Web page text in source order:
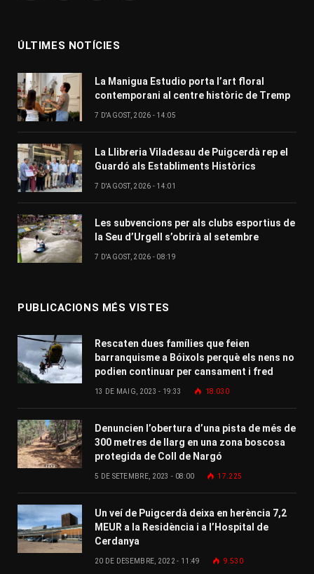
ÚLTIMES NOTÍCIES
La Manigua Estudio porta l’art floral
contemporani al centre històric de Tremp
7 D'AGOST, 2026 - 14:05
La Llibreria Viladesau de Puigcerdà rep el
Guardó als Establiments Històrics
7 D'AGOST, 2026 - 14:01
Les subvencions per als clubs esportius de
la Seu d’Urgell s’obrirà al setembre
7 D'AGOST, 2026 - 08:19
PUBLICACIONS MÉS VISTES
Rescaten dues famílies que feien
barranquisme a Bóixols perquè els nens no
podien continuar per cansament i fred
13 DE MAIG, 2023 - 19:33 18.030
Denuncien l’obertura d’una pista de més de
300 metres de llarg en una zona boscosa
protegida de Coll de Nargó
5 DE SETEMBRE, 2023 - 08:00 17.225
Un veí de Puigcerdà deixa en herència 7,2
MEUR a la Residència i a l’Hospital de
Cerdanya
20 DE DESEMBRE, 2022 - 11:49 9.530